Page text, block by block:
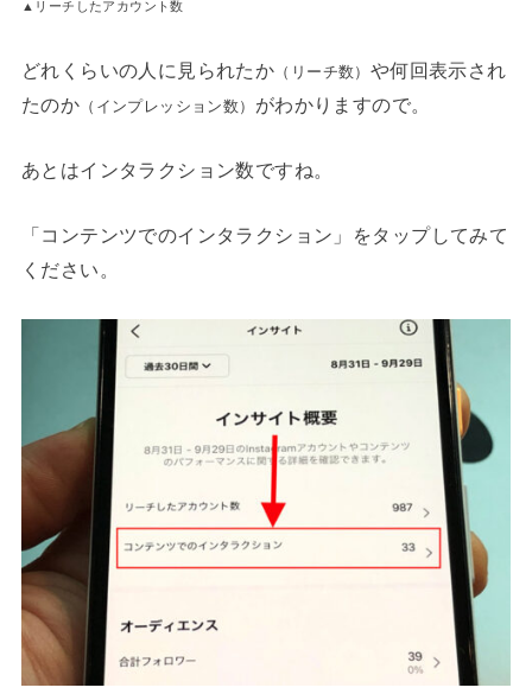
▲リーチしたアカウント数
どれくらいの人に見られたか （リーチ数） や何回表示され
たのか （インプレッション数） がわかりますので。
あとはインタラクション数ですね。
「コンテンツでのインタラクション」をタップしてみて
ください。